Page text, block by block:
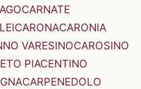
CARNATE
CARONACARONIA
VARESINOCAROSINO
PIACENTINO
CARPENEDOLO